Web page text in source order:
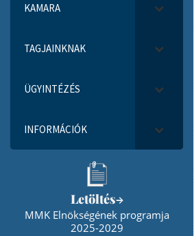
KAMARA
TAGJAINKNAK
ÜGYINTÉZÉS
INFORMÁCIÓK
Letöltés→
MMK Elnökségének programja
2025-2029